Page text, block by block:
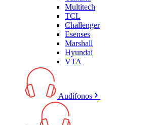
Multitech
TCL
Challenger
Esenses
Marshall
Hyundai
VTA
Audífonos